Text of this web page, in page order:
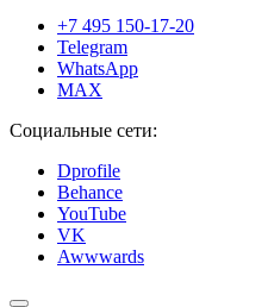
+7 495 150-17-20
Telegram
WhatsApp
MAX
Социальные сети:
Dprofile
Behance
YouTube
VK
Awwwards